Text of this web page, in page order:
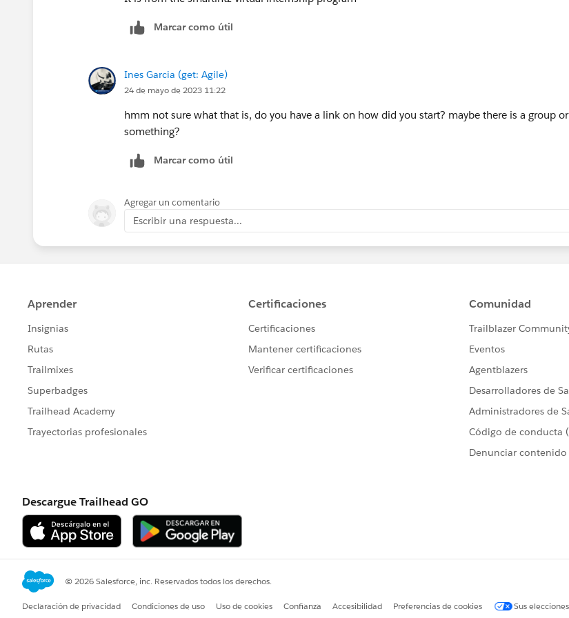
Marcar como útil
Ines Garcia (get: Agile)
24 de mayo de 2023 11:22
hmm not sure what that is, do you have a link on how did you start? maybe there is a group or
something?
Marcar como útil
Agregar un comentario
Escribir una respuesta...